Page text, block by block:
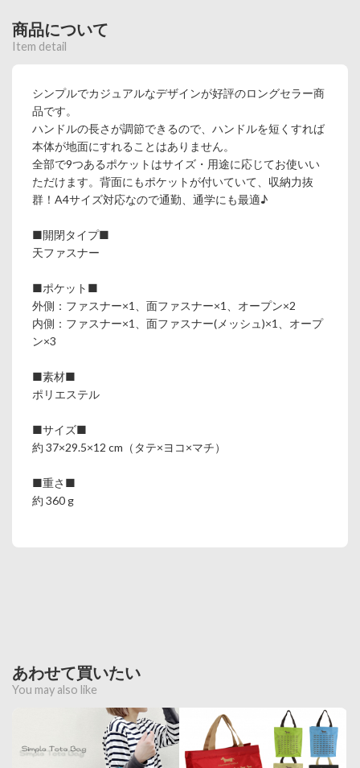
商品について
Item detail
シンプルでカジュアルなデザインが好評のロングセラー商
品です。
ハンドルの長さが調節できるので、ハンドルを短くすれば
本体が地面にすれることはありません。
全部で9つあるポケットはサイズ・用途に応じてお使いい
ただけます。背面にもポケットが付いていて、収納力抜
群！A4サイズ対応なので通勤、通学にも最適♪
■開閉タイプ■
天ファスナー
■ポケット■
外側：ファスナー×1、面ファスナー×1、オープン×2
内側：ファスナー×1、面ファスナー(メッシュ)×1、オープ
ン×3
■素材■
ポリエステル
■サイズ■
約 37×29.5×12 cm（タテ×ヨコ×マチ）
■重さ■
約 360 g
あわせて買いたい
You may also like